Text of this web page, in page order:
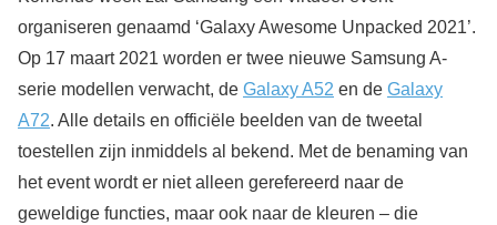
organiseren genaamd ‘Galaxy Awesome Unpacked 2021’.
Op 17 maart 2021 worden er twee nieuwe Samsung A-
serie modellen verwacht, de Galaxy A52 en de Galaxy
A72. Alle details en officiële beelden van de tweetal
toestellen zijn inmiddels al bekend. Met de benaming van
het event wordt er niet alleen gerefereerd naar de
geweldige functies, maar ook naar de kleuren – die